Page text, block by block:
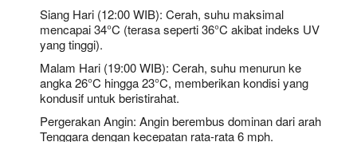
Siang Hari (12:00 WIB): Cerah, suhu maksimal
mencapai 34°C (terasa seperti 36°C akibat indeks UV
yang tinggi).
Malam Hari (19:00 WIB): Cerah, suhu menurun ke
angka 26°C hingga 23°C, memberikan kondisi yang
kondusif untuk beristirahat.
Pergerakan Angin: Angin berembus dominan dari arah
Tenggara dengan kecepatan rata-rata 6 mph.